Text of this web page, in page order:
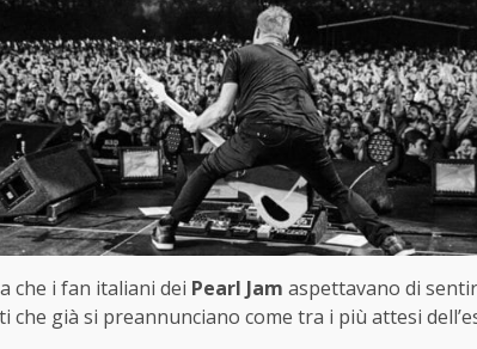
che i fan italiani dei Pearl Jam aspettavano di
già si preannunciano come tra i più attesi